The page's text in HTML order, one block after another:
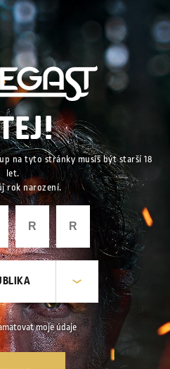
na tyto stránky musíš být starší 18
let.
rok narození.
moje údaje